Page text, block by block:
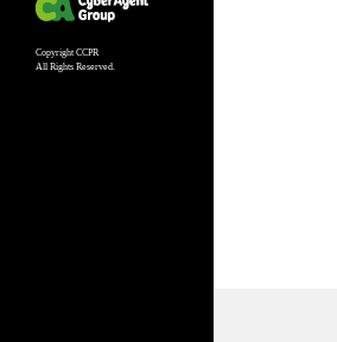
Copyright CCPR
All Rights Reserved.